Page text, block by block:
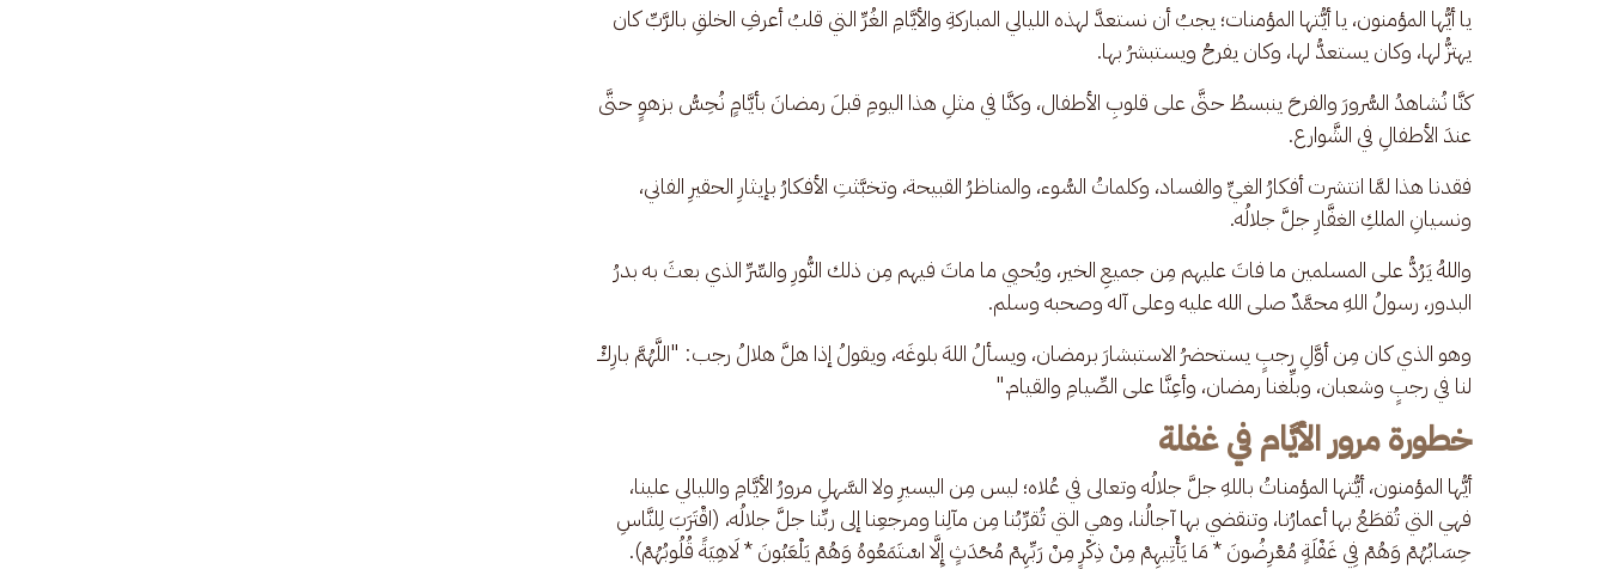
يا أيُّها المؤمنون، يا أيُّتها المؤمنات؛ يجبُ أن نستعدَّ لهذه الليالي المباركةِ والأيَّامِ الغُرِّ التي قلبُ أعرفِ الخلقِ بالرَّبِّ كان
يهتزُّ لها، وكان يستعدُّ لها، وكان يفرحُ ويستبشرُ بها.
كنَّا نُشاهدُ السُّرورَ والفرحَ ينبسطُ حتَّى على قلوبِ الأطفال، وكنَّا في مثلِ هذا اليومِ قبلَ رمضانَ بأيَّامٍ نُحِسُّ بزهوٍ حتَّى
عندَ الأطفالِ في الشَّوارع.
فقدنا هذا لمَّا انتشرت أفكارُ الغيِّ والفساد، وكلماتُ السُّوء، والمناظرُ القبيحة، وتخبَّثتِ الأفكارُ بإيثارِ الحقيرِ الفاني،
ونسيانِ الملكِ الغفَّارِ جلَّ جلالُه.
واللهُ يَرُدُّ على المسلمين ما فاتَ عليهم مِن جميعِ الخير، ويُحيي ما ماتَ فيهم مِن ذلك النُّورِ والسِّرِّ الذي بعثَ به بدرُ
البدور، رسولُ اللهِ محمَّدٌ صلى الله عليه وعلى آله وصحبه وسلم.
وهو الذي كان مِن أوَّلِ رجبٍ يستحضرُ الاستبشارَ برمضان، ويسألُ اللهَ بلوغَه، ويقولُ إذا هلَّ هلالُ رجب: "اللَّهُمَّ بارِكْ
لنا في رجبٍ وشعبان، وبلِّغنا رمضان، وأعِنَّا على الصِّيامِ والقيام."
خطورة مرور الأيَّام في غفلة
أيُّها المؤمنون، أيُّتها المؤمناتُ باللهِ جلَّ جلالُه وتعالى في عُلاه؛ ليس مِن اليسيرِ ولا السَّهلِ مرورُ الأيَّامِ والليالي علينا،
فهي التي تُقطَعُ بها أعمارُنا، وتنقضي بها آجالُنا، وهي التي تُقرِّبُنا مِن مآلِنا ومرجعِنا إلى ربِّنا جلَّ جلالُه، (اقْتَرَبَ لِلنَّاسِ
حِسَابُهُمْ وَهُمْ فِي غَفْلَةٍ مُعْرِضُونَ * مَا يَأْتِيهِمْ مِنْ ذِكْرٍ مِنْ رَبِّهِمْ مُحْدَثٍ إِلَّا اسْتَمَعُوهُ وَهُمْ يَلْعَبُونَ * لَاهِيَةً قُلُوبُهُمْ).